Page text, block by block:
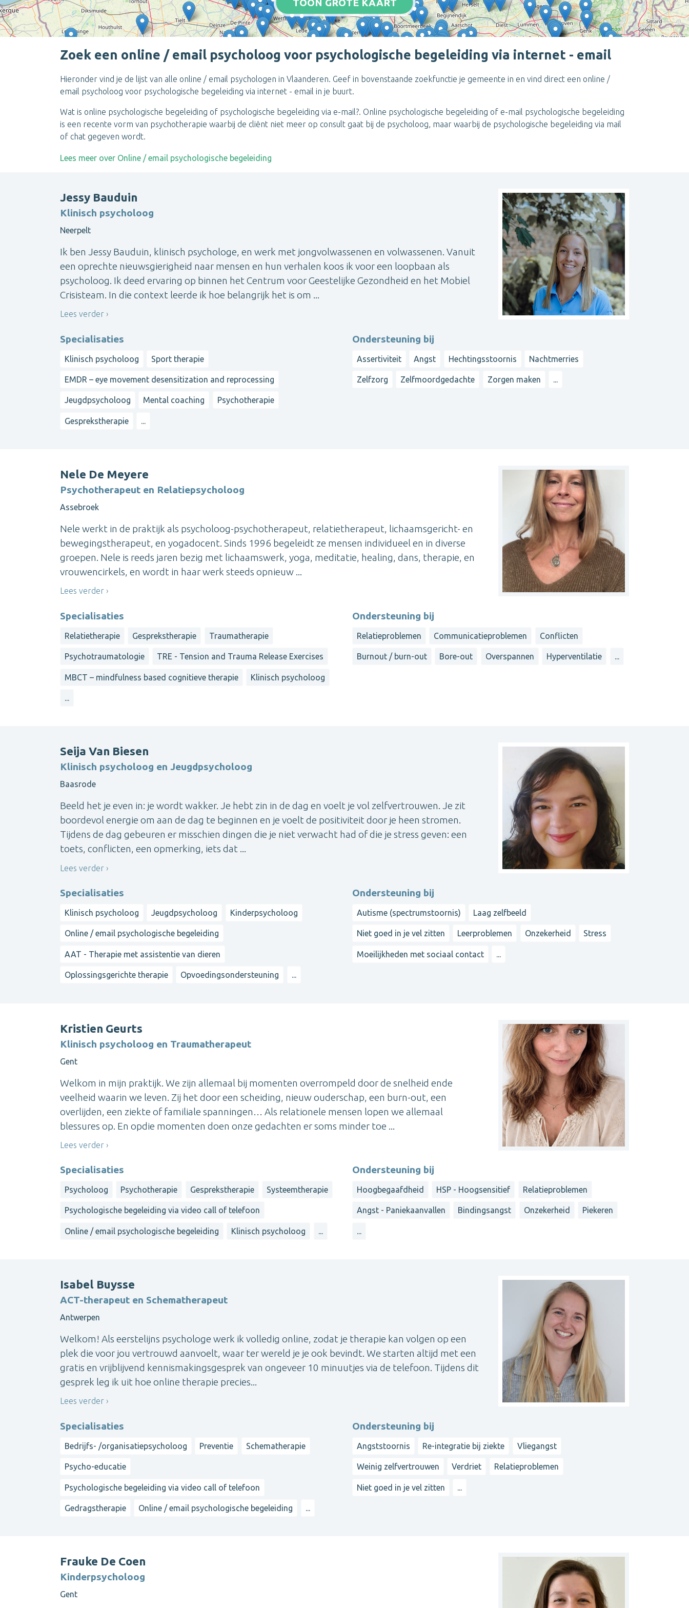
TOON GROTE KAART
Leaflet | ©
Zoek een online / email psycholoog voor psychologische begeleiding via internet - email
Hieronder vind je de lijst van alle online / email psychologen in Vlaanderen. Geef in bovenstaande zoekfunctie je gemeente in en vind direct een online /
email psycholoog voor psychologische begeleiding via internet - email in je buurt.
Wat is online psychologische begeleiding of psychologische begeleiding via e-mail?. Online psychologische begeleiding of e-mail psychologische begeleiding
is een recente vorm van psychotherapie waarbij de cliënt niet meer op consult gaat bij de psycholoog, maar waarbij de psychologische begeleiding via mail
of chat gegeven wordt.
Lees meer over Online / email psychologische begeleiding
Jessy Bauduin
Klinisch psycholoog
Neerpelt
Ik ben Jessy Bauduin, klinisch psychologe, en werk met jongvolwassenen en volwassenen. Vanuit
een oprechte nieuwsgierigheid naar mensen en hun verhalen koos ik voor een loopbaan als
psycholoog. Ik deed ervaring op binnen het Centrum voor Geestelijke Gezondheid en het Mobiel
Crisisteam. In die context leerde ik hoe belangrijk het is om ...
Lees verder
Specialisaties
Klinisch psycholoog Sport therapie
EMDR – eye movement desensitization and reprocessing
Jeugdpsycholoog Mental coaching Psychotherapie
Gesprekstherapie ...
Ondersteuning bij
Assertiviteit Angst Hechtingsstoornis Nachtmerries
Zelfzorg Zelfmoordgedachte Zorgen maken ...
Nele De Meyere
Psychotherapeut en Relatiepsycholoog
Assebroek
Nele werkt in de praktijk als psycholoog-psychotherapeut, relatietherapeut, lichaamsgericht- en
bewegingstherapeut, en yogadocent. Sinds 1996 begeleidt ze mensen individueel en in diverse
groepen. Nele is reeds jaren bezig met lichaamswerk, yoga, meditatie, healing, dans, therapie, en
vrouwencirkels, en wordt in haar werk steeds opnieuw ...
Lees verder
Specialisaties
Relatietherapie Gesprekstherapie Traumatherapie
Psychotraumatologie TRE - Tension and Trauma Release Exercises
MBCT – mindfulness based cognitieve therapie Klinisch psycholoog
...
Ondersteuning bij
Relatieproblemen Communicatieproblemen Conflicten
Burnout / burn-out Bore-out Overspannen Hyperventilatie ...
Seija Van Biesen
Klinisch psycholoog en Jeugdpsycholoog
Baasrode
Beeld het je even in: je wordt wakker. Je hebt zin in de dag en voelt je vol zelfvertrouwen. Je zit
boordevol energie om aan de dag te beginnen en je voelt de positiviteit door je heen stromen.
Tijdens de dag gebeuren er misschien dingen die je niet verwacht had of die je stress geven: een
toets, conflicten, een opmerking, iets dat ...
Lees verder
Specialisaties
Klinisch psycholoog Jeugdpsycholoog Kinderpsycholoog
Online / email psychologische begeleiding
AAT - Therapie met assistentie van dieren
Oplossingsgerichte therapie Opvoedingsondersteuning ...
Ondersteuning bij
Autisme (spectrumstoornis) Laag zelfbeeld
Niet goed in je vel zitten Leerproblemen Onzekerheid Stress
Moeilijkheden met sociaal contact ...
Kristien Geurts
Klinisch psycholoog en Traumatherapeut
Gent
Welkom in mijn praktijk. We zijn allemaal bij momenten overrompeld door de snelheid ende
veelheid waarin we leven. Zij het door een scheiding, nieuw ouderschap, een burn-out, een
overlijden, een ziekte of familiale spanningen… Als relationele mensen lopen we allemaal
blessures op. En opdie momenten doen onze gedachten er soms minder toe ...
Lees verder
Specialisaties
Psycholoog Psychotherapie Gesprekstherapie Systeemtherapie
Psychologische begeleiding via video call of telefoon
Online / email psychologische begeleiding Klinisch psycholoog ...
Ondersteuning bij
Hoogbegaafdheid HSP - Hoogsensitief Relatieproblemen
Angst - Paniekaanvallen Bindingsangst Onzekerheid Piekeren
...
Isabel Buysse
ACT-therapeut en Schematherapeut
Antwerpen
Welkom! Als eerstelijns psychologe werk ik volledig online, zodat je therapie kan volgen op een
plek die voor jou vertrouwd aanvoelt, waar ter wereld je je ook bevindt. We starten altijd met een
gratis en vrijblijvend kennismakingsgesprek van ongeveer 10 minuutjes via de telefoon. Tijdens dit
gesprek leg ik uit hoe online therapie precies...
Lees verder
Specialisaties
Bedrijfs- /organisatiepsycholoog Preventie Schematherapie
Psycho-educatie
Psychologische begeleiding via video call of telefoon
Gedragstherapie Online / email psychologische begeleiding ...
Ondersteuning bij
Angststoornis Re-integratie bij ziekte Vliegangst
Weinig zelfvertrouwen Verdriet Relatieproblemen
Niet goed in je vel zitten ...
Frauke De Coen
Kinderpsycholoog
Gent